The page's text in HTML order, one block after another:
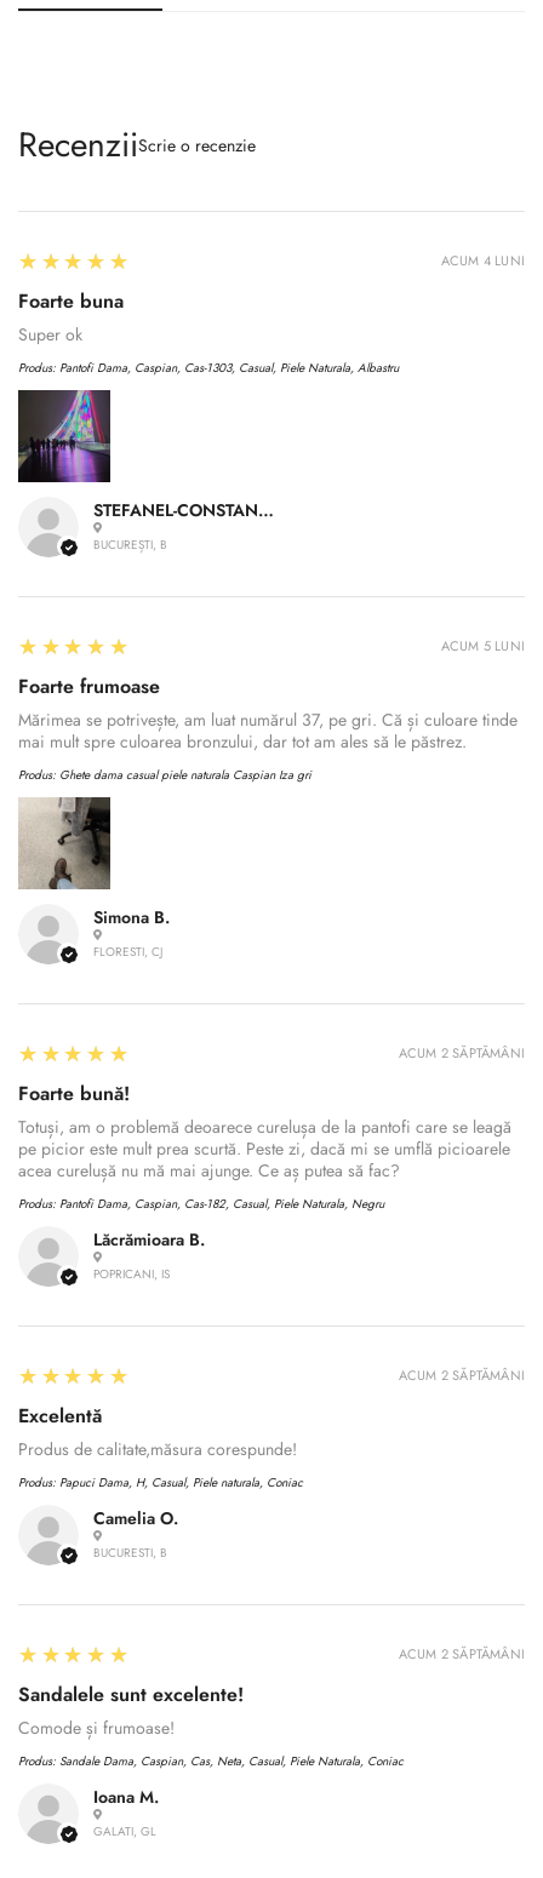
RecenziiScrie o recenzie
STEFANEL-CONSTANTIN A.
BUCUREȘTI, B
5
★★★★★
Foarte buna
Super ok
Produs: Pantofi Dama, Caspian, Cas-1303, Casual, Piele Naturala, Albastru
ACUM 4 LUNI
Simona B.
FLORESTI, CJ
5
★★★★★
Foarte frumoase
Mărimea se potrivește, am luat numărul 37, pe gri. Că și culoare tinde
mai mult spre culoarea bronzului, dar tot am ales să le păstrez.
Produs: Ghete dama casual piele naturala Caspian Iza gri
ACUM 5 LUNI
Lăcrămioara B.
POPRICANI, IS
5
★★★★★
Foarte bună!
Totuși, am o problemă deoarece curelușa de la pantofi care se leagă
pe picior este mult prea scurtă. Peste zi, dacă mi se umflă picioarele
acea curelușă nu mă mai ajunge. Ce aș putea să fac?
Produs: Pantofi Dama, Caspian, Cas-182, Casual, Piele Naturala, Negru
ACUM 2 SĂPTĂMÂNI
Camelia O.
BUCURESTI, B
5
★★★★★
Excelentă
Produs de calitate,măsura corespunde!
Produs: Papuci Dama, H, Casual, Piele naturala, Coniac
ACUM 2 SĂPTĂMÂNI
Ioana M.
GALATI, GL
5
★★★★★
Sandalele sunt excelente!
Comode și frumoase!
Produs: Sandale Dama, Caspian, Cas, Neta, Casual, Piele Naturala, Coniac
ACUM 2 SĂPTĂMÂNI
Confirm your age